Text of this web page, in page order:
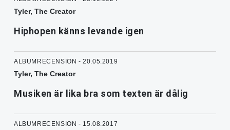
Tyler, The Creator
Hiphopen känns levande igen
ALBUMRECENSION - 20.05.2019
Tyler, The Creator
Musiken är lika bra som texten är dålig
ALBUMRECENSION - 15.08.2017